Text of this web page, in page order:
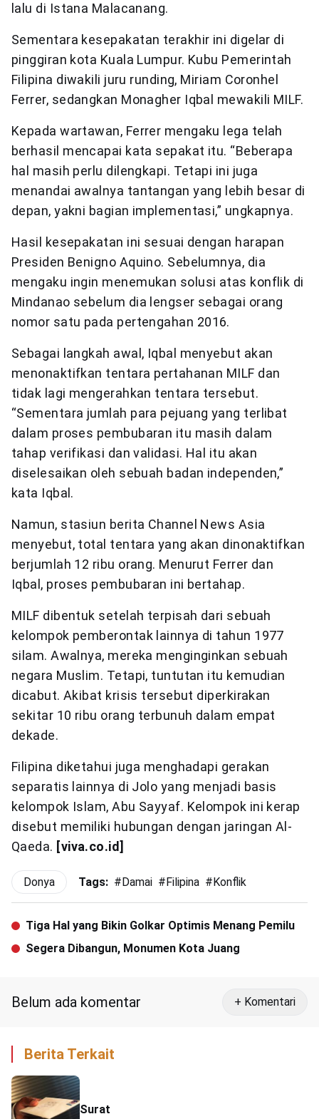
lalu di Istana Malacanang.
Sementara kesepakatan terakhir ini digelar di
pinggiran kota Kuala Lumpur. Kubu Pemerintah
Filipina diwakili juru runding, Miriam Coronhel
Ferrer, sedangkan Monagher Iqbal mewakili MILF.
Kepada wartawan, Ferrer mengaku lega telah
berhasil mencapai kata sepakat itu. “Beberapa
hal masih perlu dilengkapi. Tetapi ini juga
menandai awalnya tantangan yang lebih besar di
depan, yakni bagian implementasi,” ungkapnya.
Hasil kesepakatan ini sesuai dengan harapan
Presiden Benigno Aquino. Sebelumnya, dia
mengaku ingin menemukan solusi atas konflik di
Mindanao sebelum dia lengser sebagai orang
nomor satu pada pertengahan 2016.
Sebagai langkah awal, Iqbal menyebut akan
menonaktifkan tentara pertahanan MILF dan
tidak lagi mengerahkan tentara tersebut.
“Sementara jumlah para pejuang yang terlibat
dalam proses pembubaran itu masih dalam
tahap verifikasi dan validasi. Hal itu akan
diselesaikan oleh sebuah badan independen,”
kata Iqbal.
Namun, stasiun berita Channel News Asia
menyebut, total tentara yang akan dinonaktifkan
berjumlah 12 ribu orang. Menurut Ferrer dan
Iqbal, proses pembubaran ini bertahap.
MILF dibentuk setelah terpisah dari sebuah
kelompok pemberontak lainnya di tahun 1977
silam. Awalnya, mereka menginginkan sebuah
negara Muslim. Tetapi, tuntutan itu kemudian
dicabut. Akibat krisis tersebut diperkirakan
sekitar 10 ribu orang terbunuh dalam empat
dekade.
Filipina diketahui juga menghadapi gerakan
separatis lainnya di Jolo yang menjadi basis
kelompok Islam, Abu Sayyaf. Kelompok ini kerap
disebut memiliki hubungan dengan jaringan Al-
Qaeda. [viva.co.id]
Donya Tags: # Damai # Filipina # Konflik
Tiga Hal yang Bikin Golkar Optimis Menang Pemilu
Segera Dibangun, Monumen Kota Juang
Belum ada komentar + Komentari
Berita Terkait
Surat